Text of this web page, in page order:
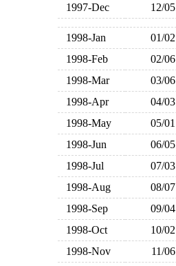
1997-Dec
12/05
1998-Jan 01/02
1998-Feb
02/06
1998-Mar
03/06
1998-Apr
04/03
1998-May
05/01
1998-Jun
06/05
1998-Jul
07/03
1998-Aug
08/07
1998-Sep
09/04
1998-Oct
10/02
1998-Nov
11/06